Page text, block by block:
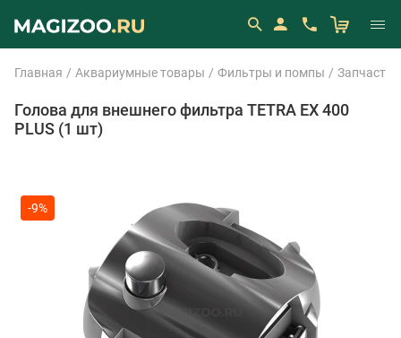
Главная Аквариумные товары Фильтры и помпы Запчасти
Голова для внешнего фильтра TETRA EX 400
PLUS (1 шт)
-9%